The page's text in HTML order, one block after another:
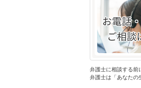
弁護士に相談する前
弁護士は「あなたの